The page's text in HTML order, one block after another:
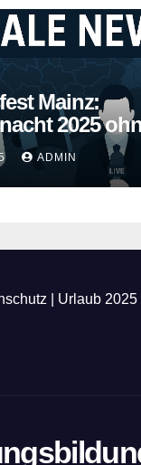
Mainz:
2025
ADMIN
Urlaub